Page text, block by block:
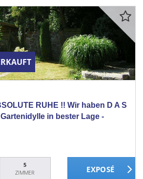
RUHE !! Wir haben D A S
in bester Lage -
5
ZIMMER